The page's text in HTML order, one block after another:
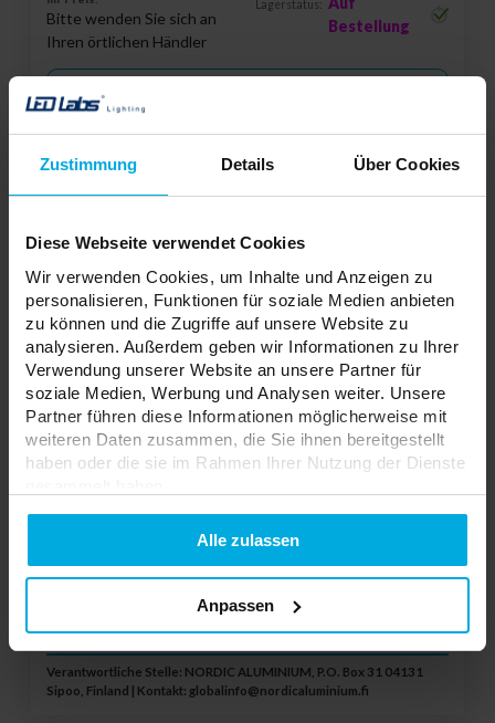
Zustimmung Details Über Cookies
Diese Webseite verwendet Cookies
Wir verwenden Cookies, um Inhalte und Anzeigen zu
personalisieren, Funktionen für soziale Medien anbieten
zu können und die Zugriffe auf unsere Website zu
analysieren. Außerdem geben wir Informationen zu Ihrer
Verwendung unserer Website an unsere Partner für
soziale Medien, Werbung und Analysen weiter. Unsere
Partner führen diese Informationen möglicherweise mit
weiteren Daten zusammen, die Sie ihnen bereitgestellt
haben oder die sie im Rahmen Ihrer Nutzung der Dienste
DatenschutzerklarungAlle zulassen
Anpassen
Bitte wenden Sie sich an
Ihren örtlichen Händler
Lagerstatus:
Bestellung
Verantwortliche Stelle: NORDIC ALUMINIUM, P.O. Box 31 04131
Sipoo, Finland | Kontakt:
Endstromversorgung der 3-Phasen-
Schiene XTS11-3, RECHTS, Weiß
34-1103-00
Ihr Preis:
Bitte wenden Sie sich an
Ihren örtlichen Händler
Auf
Verantwortliche Stelle: NORDIC ALUMINIUM, P.O. Box 31 04131
Sipoo, Finland | Kontakt: globalinfo@nordicaluminium.fi